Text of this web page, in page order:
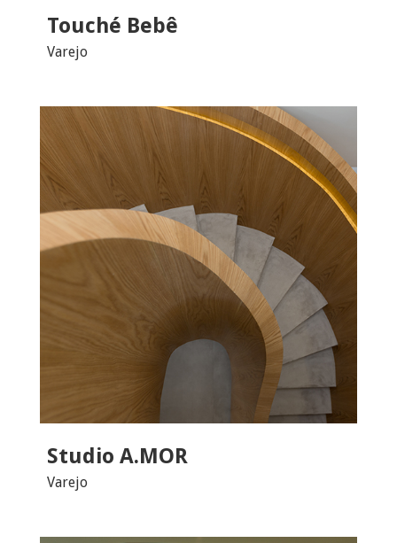
Touché Bebê
Varejo
Studio A.MOR
Varejo